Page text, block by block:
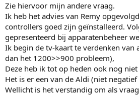
Zie hiervoor mijn andere vraag.
Ik heb het advies van Remy
controllers goed zijn geïnstalleerd.
gepresenteerd bij apparatenbeheer
Ik begin de tv-kaart te verdenken van
dan het 1200>>900 probleem),
Deze heb ik tot op heden ook nog
Het is er een van de Aldi (niet
Wellicht is het verstandig om als